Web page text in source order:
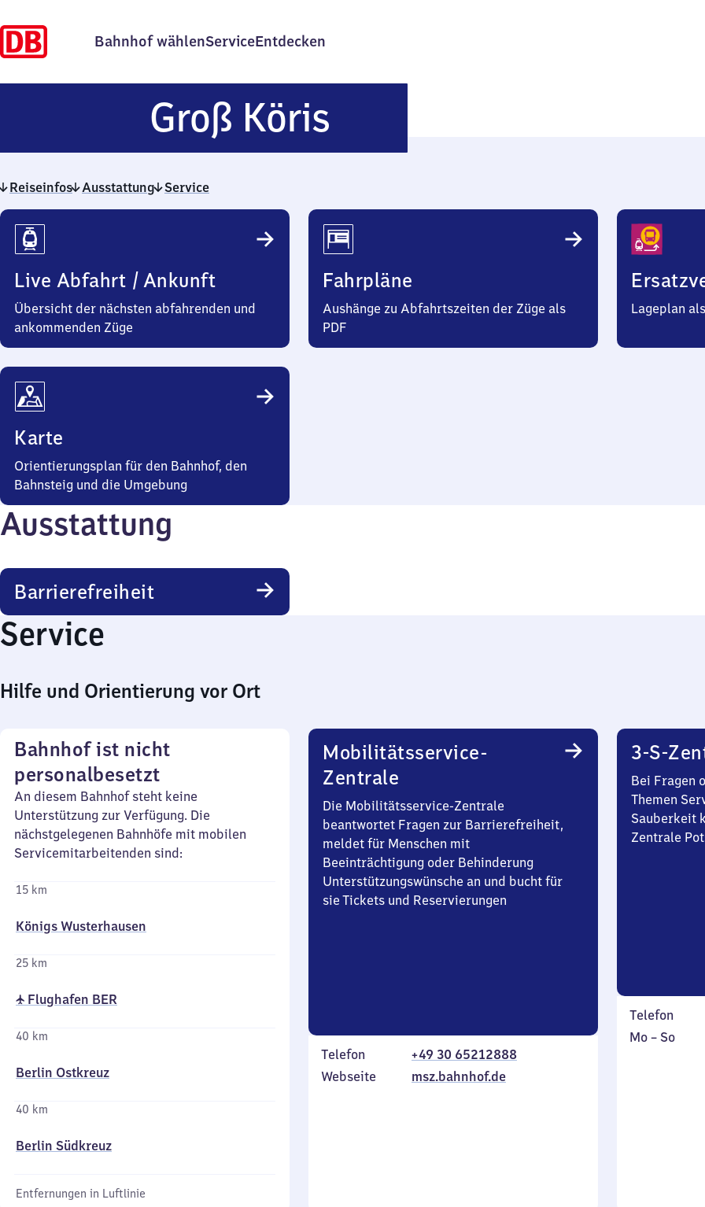
Bahnhof wählenServiceEntdecken
Groß Köris
Köris
Reiseinfos Ausstattung Service
Reiseinfos
Live Abfahrt / Ankunft
Übersicht der nächsten abfahrenden und
ankommenden Züge
Fahrpläne
Aushänge zu Abfahrtszeiten der Züge als
PDF
Lageplan
Karte
Orientierungsplan für den Bahnhof, den
Bahnsteig und die Umgebung
Ausstattung
Barrierefreiheit
Service
Hilfe und Orientierung vor Ort
Bahnhof ist nicht
personalbesetzt
An diesem Bahnhof steht keine
Unterstützung zur Verfügung. Die
nächstgelegenen Bahnhöfe mit mobilen
Servicemitarbeitenden sind:
15 km
Königs Wusterhausen
25 km
✈ Flughafen BER
40 km
Berlin Ostkreuz
40 km
Berlin Südkreuz
Entfernungen in Luftlinie
Mobilitätsservice-
Zentrale
Die Mobilitätsservice-Zentrale
beantwortet Fragen zur Barrierefreiheit,
meldet für Menschen mit
Beeinträchtigung oder Behinderung
Unterstützungswünsche an und bucht für
sie Tickets und Reservierungen
Telefon
+49 30 65212888
Webseite
msz.bahnhof.de
3-S-
Bei Fragen
Themen
Sauberkeit
Zentrale
Telefon
Montag
Mo – So,